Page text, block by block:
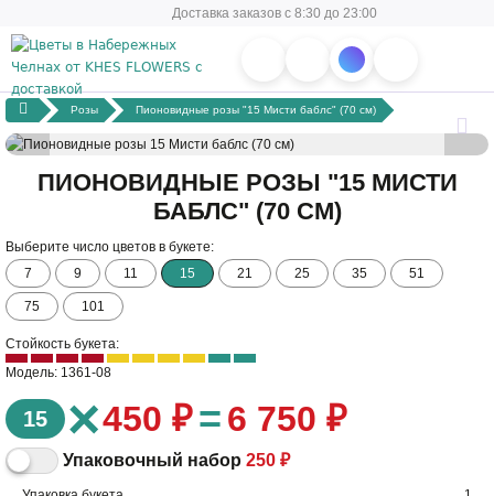
Доставка заказов с 8:30 до 23:00
Розы Пионовидные розы "15 Мисти баблс" (70 см)
ПИОНОВИДНЫЕ РОЗЫ "15 МИСТИ
БАБЛС" (70 СМ)
Выберите число цветов в букете:
7
9 11 15 21 25 35 51
75 101
Стойкость букета:
Модель: 1361-08
15 ×450 ₽=6 750 ₽
Упаковочный набор 250 ₽